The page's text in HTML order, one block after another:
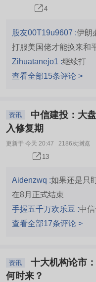
4
股友00T19u9607 :伊朗
打服美国佬才能换来和
Zihuatanejo1 :继续打
查看全部15条评论 >
资讯
入修复期
更新于 今天 20:47 2186次浏览
13
Aidenzwq :如果还是只
在8月正式结束
手握五千万欢乐豆 :中
查看全部17条评论 >
资讯
十大机构论市：A股政策底明确 科技第二波
何时来？